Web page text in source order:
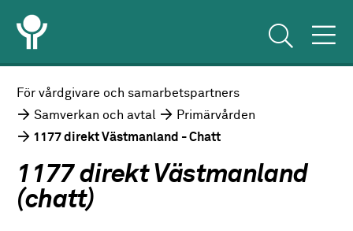
För vårdgivare och samarbetspartners
Samverkan och avtal
Primärvården
1177 direkt Västmanland - Chatt
1177 direkt Västmanland
(chatt)